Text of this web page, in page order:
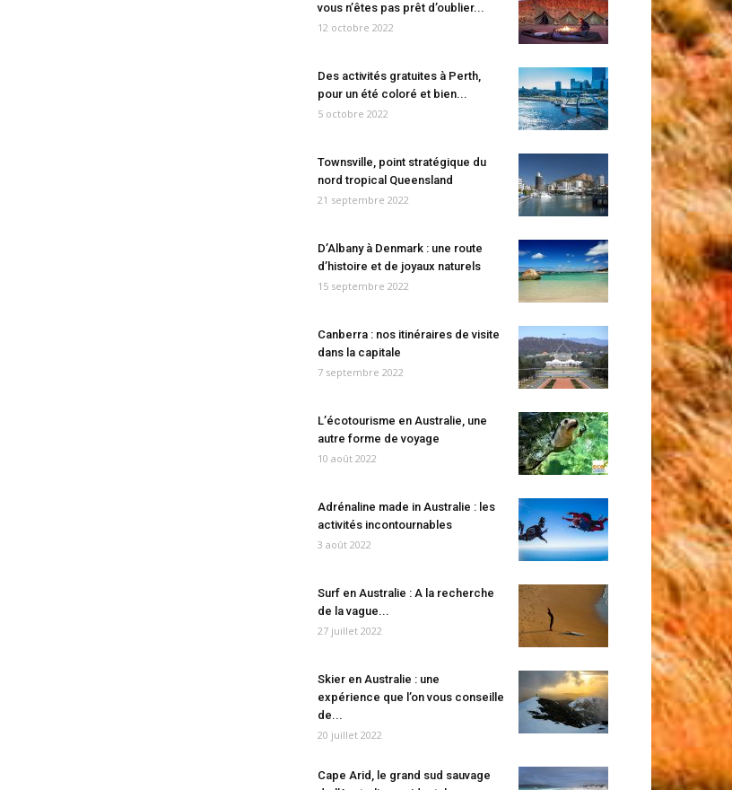
vous n’êtes pas prêt d’oublier...
12 octobre 2022
Des activités gratuites à Perth,
pour un été coloré et bien...
5 octobre 2022
Townsville, point stratégique du
nord tropical Queensland
21 septembre 2022
D’Albany à Denmark : une route
d’histoire et de joyaux naturels
15 septembre 2022
Canberra : nos itinéraires de visite
dans la capitale
7 septembre 2022
L’écotourisme en Australie, une
autre forme de voyage
10 août 2022
Adrénaline made in Australie : les
activités incontournables
3 août 2022
Surf en Australie : A la recherche
de la vague...
27 juillet 2022
Skier en Australie : une
expérience que l’on vous conseille
de...
20 juillet 2022
Cape Arid, le grand sud sauvage